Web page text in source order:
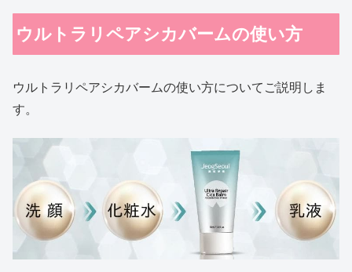
ウルトラリペアシカバームの使い方
ウルトラリペアシカバームの使い方についてご説明しま
す。